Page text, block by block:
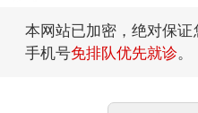
本网站已加密，绝对保
手机号免排队优先就诊。